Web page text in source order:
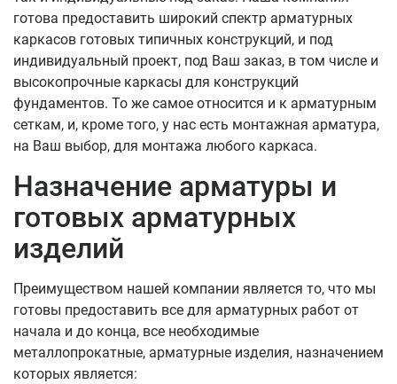
готова предоставить широкий спектр арматурных
каркасов готовых типичных конструкций, и под
индивидуальный проект, под Ваш заказ, в том числе и
высокопрочные каркасы для конструкций
фундаментов. То же самое относится и к арматурным
сеткам, и, кроме того, у нас есть монтажная арматура,
на Ваш выбор, для монтажа любого каркаса.
Назначение арматуры и
готовых арматурных
изделий
Преимуществом нашей компании является то, что мы
готовы предоставить все для арматурных работ от
начала и до конца, все необходимые
металлопрокатные, арматурные изделия, назначением
которых является: